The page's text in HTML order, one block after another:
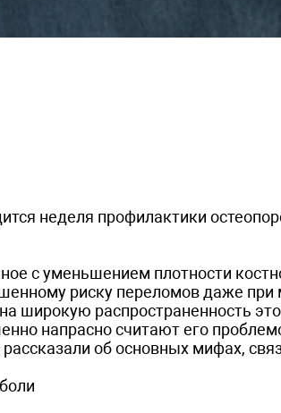
неделя профилактики
с уменьшением плотности
риску переломов даже
широкую распространенность
напрасно считают его
об основных мифах,